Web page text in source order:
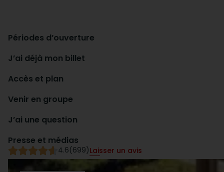
Périodes d’ouverture
J’ai déjà mon billet
Accès et plan
Venir en groupe
J’ai une question
Presse et médias
4.6(699)Laisser un avis